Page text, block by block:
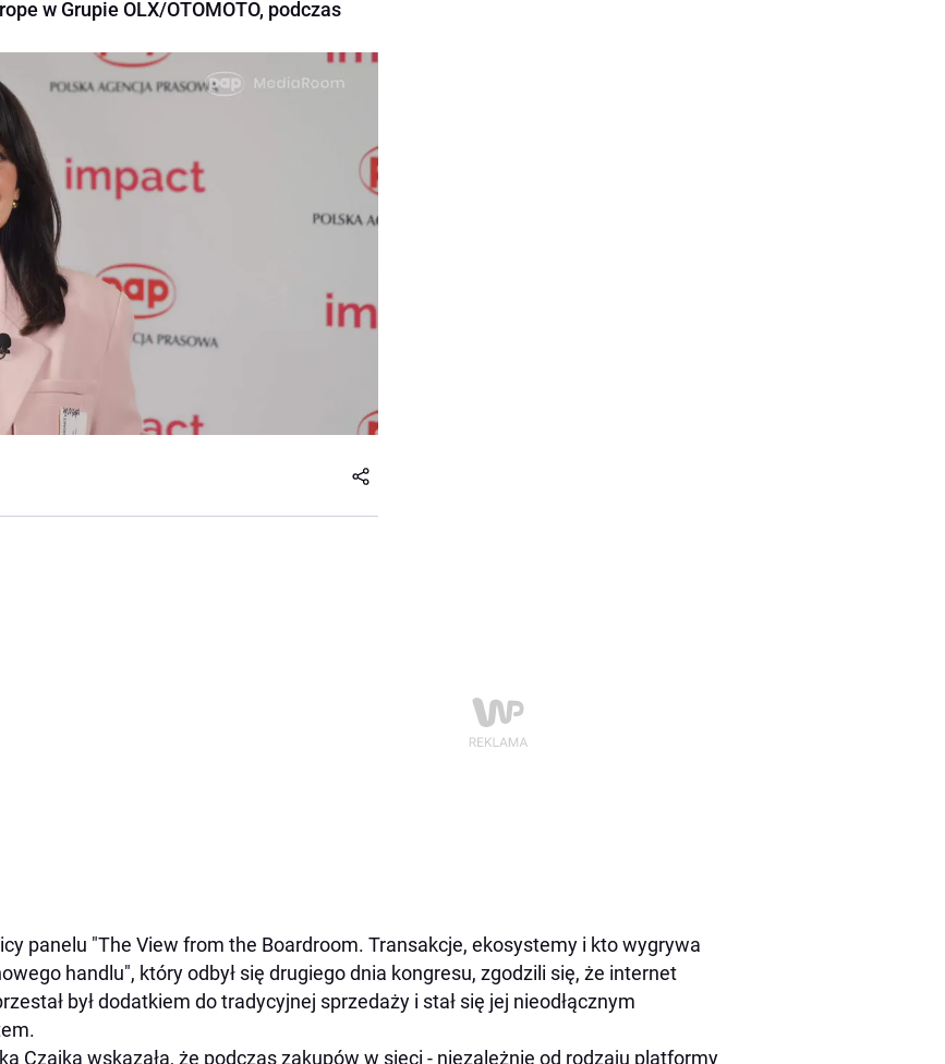
w Grupie OLX/OTOMOTO, podczas
panelu "The View from the Boardroom. Transakcje, ekosystemy i kto wygrywa
handlu", który odbył się drugiego dnia kongresu, zgodzili się, że internet
był dodatkiem do tradycyjnej sprzedaży i stał się jej nieodłącznym
Czajka wskazała, że podczas zakupów w sieci - niezależnie od rodzaju platformy